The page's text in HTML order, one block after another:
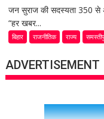
जन सुराज की सदस्यता 350 से
“हर खबर...
बिहार राजनीतिक राज्य
ADVERTISEMENT